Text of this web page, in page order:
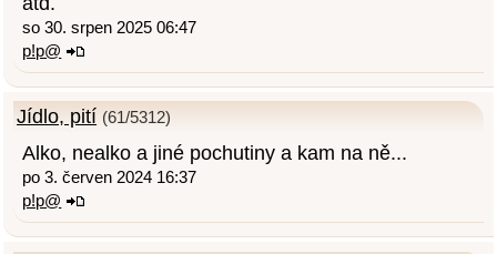
so 30. srpen 2025 06:47
p!p@
Jídlo, pití (61/5312)
Alko, nealko a jiné pochutiny a kam na ně...
po 3. červen 2024 16:37
p!p@